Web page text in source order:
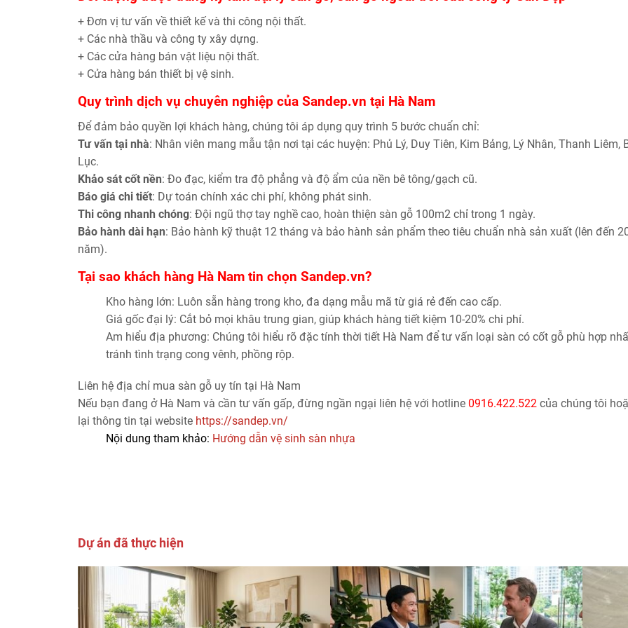
+ Đơn vị tư vấn về thiết kế và thi công nội thất.
+ Các nhà thầu và công ty xây dựng.
+ Các cửa hàng bán vật liệu nội thất.
+ Cửa hàng bán thiết bị vệ sinh.
Quy trình dịch vụ chuyên nghiệp của Sandep.vn tại Hà Nam
Để đảm bảo quyền lợi khách hàng, chúng tôi áp dụng quy trình 5 bước chuẩn chỉ:
Tư vấn tại nhà: Nhân viên mang mẫu tận nơi tại các huyện: Phủ Lý, Duy Tiên, Kim Bảng, Lý Nhân, Thanh Liêm,
Lục.
Khảo sát cốt nền: Đo đạc, kiểm tra độ phẳng và độ ẩm của nền bê tông/gạch cũ.
Báo giá chi tiết: Dự toán chính xác chi phí, không phát sinh.
Thi công nhanh chóng: Đội ngũ thợ tay nghề cao, hoàn thiện sàn gỗ 100m2 chỉ trong 1 ngày.
Bảo hành dài hạn: Bảo hành kỹ thuật 12 tháng và bảo hành sản phẩm theo tiêu chuẩn nhà sản xuất (lên đến
năm).
Tại sao khách hàng Hà Nam tin chọn Sandep.vn?
Kho hàng lớn: Luôn sẵn hàng trong kho, đa dạng mẫu mã từ giá rẻ đến cao cấp.
Giá gốc đại lý: Cắt bỏ mọi khâu trung gian, giúp khách hàng tiết kiệm 10-20% chi phí.
Am hiểu địa phương: Chúng tôi hiểu rõ đặc tính thời tiết Hà Nam để tư vấn loại sàn có cốt gỗ phù hợp
tránh tình trạng cong vênh, phồng rộp.
Liên hệ địa chỉ mua sàn gỗ uy tín tại Hà Nam
Nếu bạn đang ở Hà Nam và cần tư vấn gấp, đừng ngần ngại liên hệ với hotline 0916.422.522 của chúng tôi
lại thông tin tại website https://sandep.vn/
Nội dung tham khảo: Hướng dẫn vệ sinh sàn nhựa
Dự án đã thực hiện